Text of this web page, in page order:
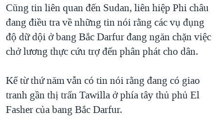
Cũng tin liên quan đến Sudan, liên hiệp Phi châu
đang điều tra về những tin nói rằng các vụ đụng
độ dữ dội ở bang Bắc Darfur đang ngăn chặn việc
chở lương thực cứu trợ đến phân phát cho dân.
Kể từ thứ năm vẫn có tin nói rằng đang có giao
tranh gần thị trấn Tawilla ở phía tây thủ phủ El
Fasher của bang Bắc Darfur.